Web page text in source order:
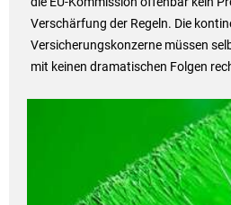
Verschärfung der Regeln. Die
Versicherungskonzerne müssen
mit keinen dramatischen Folgen